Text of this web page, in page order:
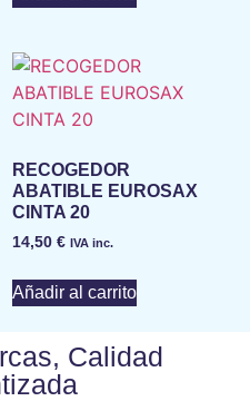
RECOGEDOR
ABATIBLE EUROSAX
CINTA 20
14,50 € IVA inc.
Añadir al carrito
Calidad